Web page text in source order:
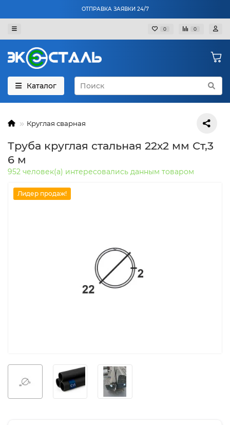
ОТПРАВКА ЗАЯВКИ 24/7
0 0
Каталог
Круглая сварная
Труба круглая стальная 22х2 мм Ст,3
6 м
952 человек(а) интересовались данным товаром
Лидер продаж!